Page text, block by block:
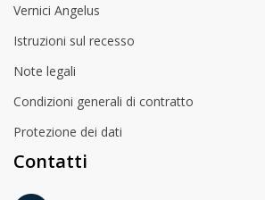
Vernici Angelus
Istruzioni sul recesso
Note legali
Condizioni generali di contratto
Protezione dei dati
Contatti